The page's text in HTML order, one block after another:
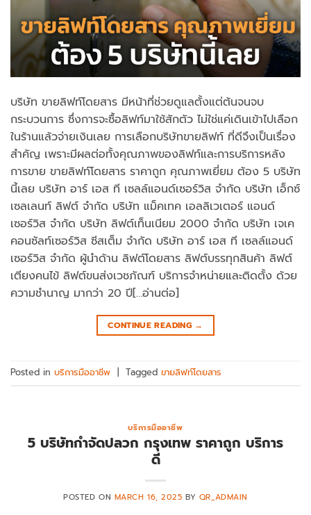
บริษัท ขายลิฟท์โดยสาร มีหน้าที่ช่วยดูแลตั้งแต่ต้นจนจบ
กระบวนการ ซึ่งการจะซื้อลิฟท์มาใช้สักตัว ไม่ใช่แค่เดินเข้าไปเลือก
ในร้านแล้วจ่ายเงินเลย การเลือกบริษัทขายลิฟท์ ที่ดีจึงเป็นเรื่อง
สำคัญ เพราะมีผลต่อทั้งคุณภาพของลิฟท์และการบริการหลัง
การขาย ขายลิฟท์โดยสาร ราคาถูก คุณภาพเยี่ยม ต้อง 5 บริษัท
นี้เลย บริษัท อาร์ เอส ที เซลล์แอนด์เซอร์วิส จำกัด บริษัท เอ็กซ์
เซลเลนท์ ลิฟต์ จำกัด บริษัท แม็คเทค เอลลิเวเตอร์ แอนด์
เซอร์วิส จำกัด บริษัท ลิฟต์เท็นเนียม 2000 จำกัด บริษัท เจเค
คอนซัลท์เซอร์วิส ซีสเต็ม จํากัด บริษัท อาร์ เอส ที เซลล์แอนด์
เซอร์วิส จำกัด ผู้นำด้าน ลิฟต์โดยสาร ลิฟต์บรรทุกสินค้า ลิฟต์
เตียงคนไข้ ลิฟต์ขนส่งเวชภัณฑ์ บริการจําหน่ายและติดตั้ง ด้วย
ความชำนาญ มากว่า 20 ปี[…อ่านต่อ]
CONTINUE READING →
Posted in บริการมืออาชีพ | Tagged ขายลิฟท์โดยสาร
บริการมืออาชีพ
5 บริษัทกำจัดปลวก กรุงเทพ ราคาถูก บริการ
ดี
POSTED ON MARCH 16, 2025 BY QR_ADMAIN